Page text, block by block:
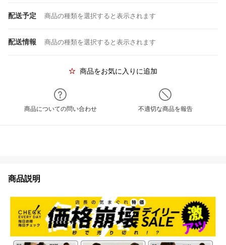
配送予定 商品の種類を選択すると表示されます
配送情報 商品の種類を選択すると表示されます
商品をお気に入りに追加
商品についての問い合わせ 不適切な商品を報告
商品説明